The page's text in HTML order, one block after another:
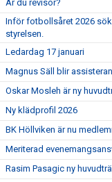
Är du revisor?
Inför fotbollsåret 2026
styrelsen.
Ledardag 17 januari
Magnus Säll blir
Oskar Mosleh är ny
Ny klädprofil 2026
BK Höllviken är nu
Meriterad
Rasim Pasagic ny